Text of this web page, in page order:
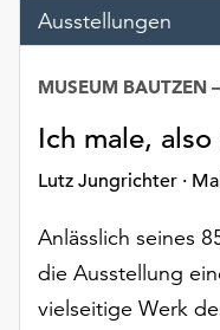
am
Ende
Seite
die
Schaltfläche
„Cookie-
zur
Verfügung.
Funktionale
Cookies
Ausstellungen
Ich male,
Lutz Jungrichter ·
MUSEUM BAUTZEN
Anlässlich seines
die Ausstellung
vielseitige Werk